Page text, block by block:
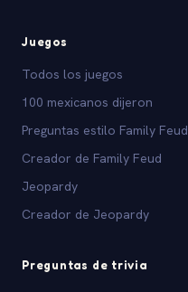
Juegos
Todos los juegos
100 mexicanos dijeron
Preguntas estilo Family Feud
Creador de Family Feud
Jeopardy
Creador de Jeopardy
Preguntas de trivia